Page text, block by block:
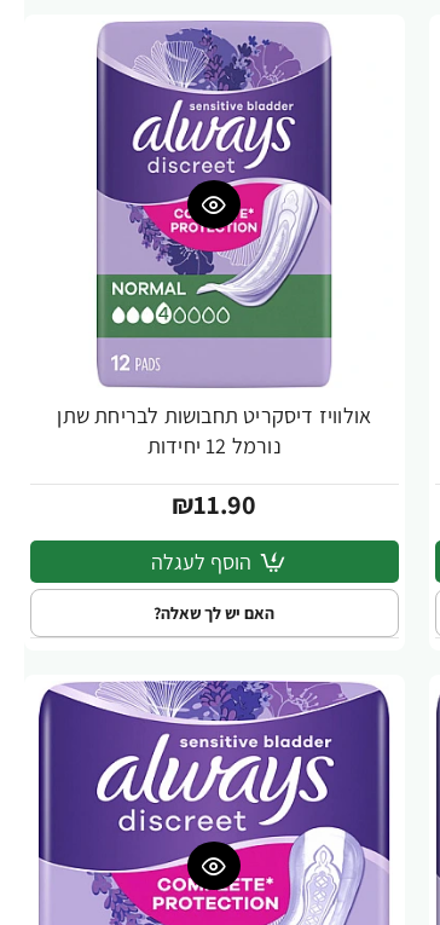
אולוויז דיסקריט תחבושות לבריחת שתן
נורמל 12 יחידות
₪11.90
הוסף לעגלה
האם יש לך שאלה?